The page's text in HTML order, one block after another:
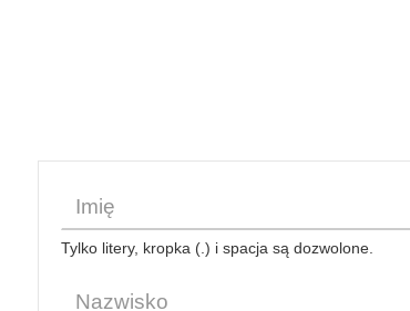
Tylko litery, kropka (.) i spacja są dozwolone.